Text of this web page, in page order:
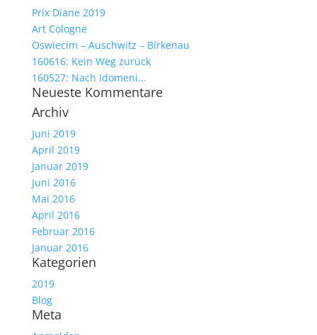
Prix Diane 2019
Art Cologne
Oswiecim – Auschwitz – Birkenau
160616: Kein Weg zurück
160527: Nach Idomeni…
Neueste Kommentare
Archiv
Juni 2019
April 2019
Januar 2019
Juni 2016
Mai 2016
April 2016
Februar 2016
Januar 2016
Kategorien
2019
Blog
Meta